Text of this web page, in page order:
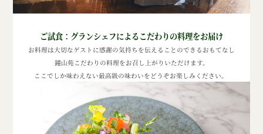
ご試食： グランシェフによるこだわりの料理をお届け
お料理は大切なゲストに感謝の気持ちを伝えることのできるおもてなし
鐘山苑こだわりの料理をお召し上がりいただけます。
ここでしか味わえない最高級の味わいをどうぞお楽しみください。